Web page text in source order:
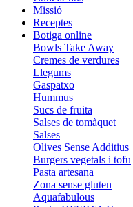
Missió
Receptes
Botiga online
Bowls Take Away
Cremes de verdures
Llegums
Gaspatxo
Hummus
Sucs de fruita
Salses de tomàquet
Salses
Olives Sense Additius
Burgers vegetals i tofu
Pasta artesana
Zona sense gluten
Aquafabulous